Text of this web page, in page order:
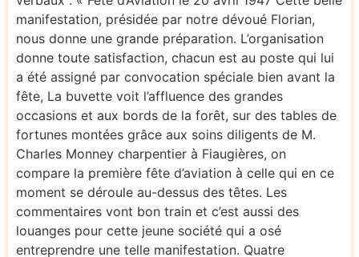
manifestation, présidée par notre dévoué Florian,
nous donne une grande préparation. L’organisation
donne toute satisfaction, chacun est au poste qui lui
a été assigné par convocation spéciale bien avant la
fête, La buvette voit l’affluence des grandes
occasions et aux bords de la forêt, sur des tables de
fortunes montées grâce aux soins diligents de M.
Charles Monney charpentier à Fiaugières, on
compare la première fête d’aviation à celle qui en ce
moment se déroule au-dessus des têtes. Les
commentaires vont bon train et c’est aussi des
louanges pour cette jeune société qui a osé
entreprendre une telle manifestation. Quatre